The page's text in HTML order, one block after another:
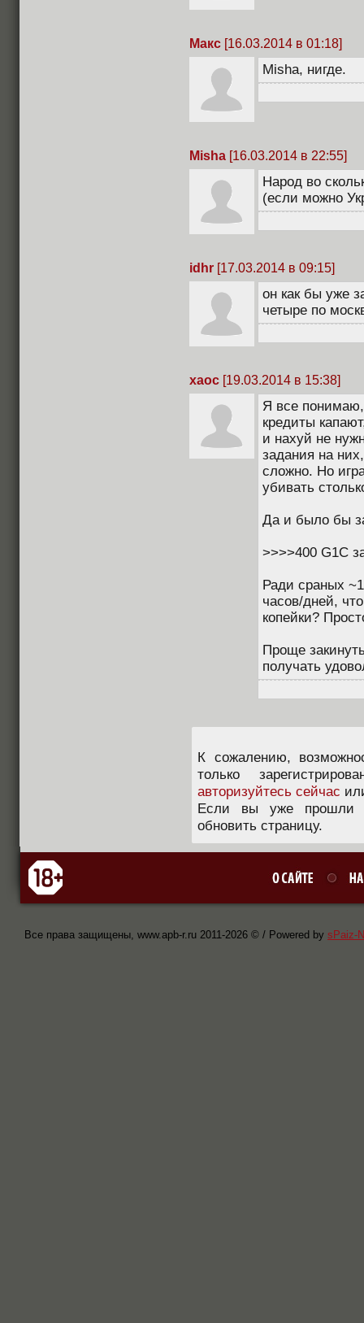
Макс [16.03.2014 в 01:18]
Misha, нигде.
Misha [16.03.2014 в 22:55]
Народ во
(если можно
idhr [17.03.2014 в 09:15]
он как бы уже
четыре по
xaoc [19.03.2014 в 15:38]
Я все понимаю,
кредиты
и нахуй не
задания на
сложно. Но
убивать
Да и было бы
>>>>400 G1C
Ради сраных
часов/дней,
копейки?
Проще
получать
К сожалению,
только
авторизуйтесь сейчас
Если вы уже прошли
обновить страницу.
Все права защищены, www.apb-r.ru 2011-2026 © / Powered by sPaiz-